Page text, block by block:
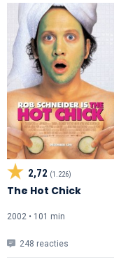
2,72 (1.226)
The Hot Chick
2002 • 101 min
248 reacties